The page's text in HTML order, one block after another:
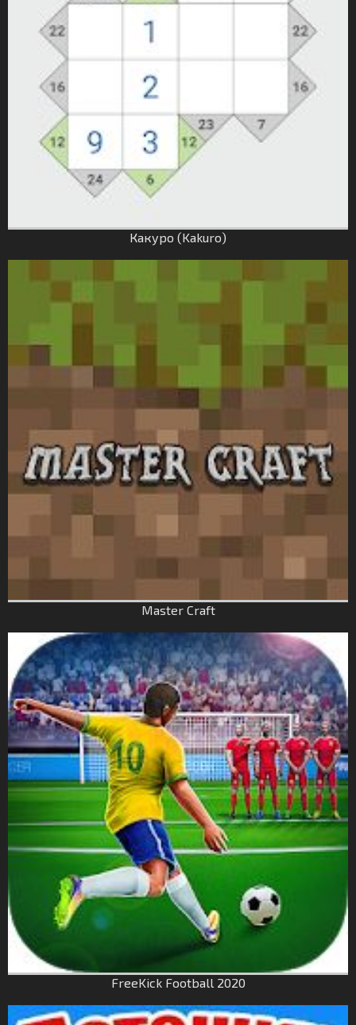
Какуро (Kakuro)
Master Craft
FreeKick Football 2020